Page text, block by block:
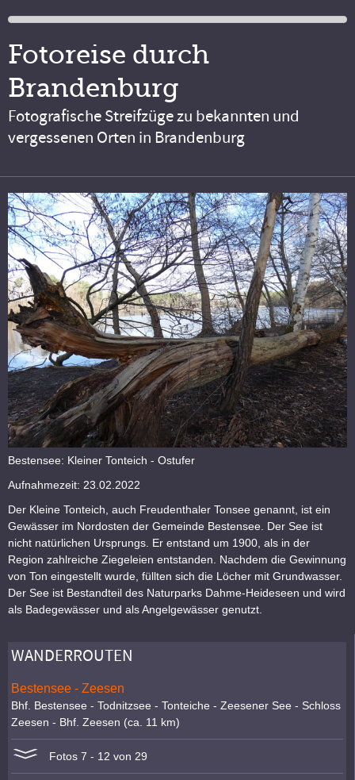
Fotoreise durch
Brandenburg
Fotografische Streifzüge zu bekannten und
vergessenen Orten in Brandenburg
Bestensee: Kleiner Tonteich - Ostufer
Aufnahmezeit: 23.02.2022
Der Kleine Tonteich, auch Freudenthaler Tonsee genannt, ist ein
Gewässer im Nordosten der Gemeinde Bestensee. Der See ist
nicht natürlichen Ursprungs. Er entstand um 1900, als in der
Region zahlreiche Ziegeleien entstanden. Nachdem die Gewinnung
von Ton eingestellt wurde, füllten sich die Löcher mit Grundwasser.
Der See ist Bestandteil des Naturparks Dahme-Heideseen und wird
als Badegewässer und als Angelgewässer genutzt.
WANDERROUTEN
Bestensee - Zeesen
Bhf. Bestensee - Todnitzsee - Tonteiche - Zeesener See - Schloss
Zeesen - Bhf. Zeesen (ca. 11 km)
Fotos 7 - 12 von 29